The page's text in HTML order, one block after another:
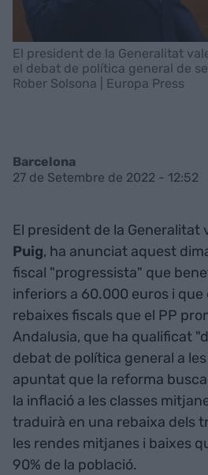
El president de la Generalitat
el debat de política general de
Rober Solsona | Europa Press
Barcelona
27 de Setembre de 2022 - 12:52
El president de la Generalitat
Puig, ha anunciat aquest
fiscal "progressista" que
inferiors a 60.000 euros i que
rebaixes fiscals que el PP
Andalusia, que ha qualificat
debat de política general a
apuntat que la reforma
la inflació a les classes
traduirà en una rebaixa dels
les rendes mitjanes i baixes
90% de la població.